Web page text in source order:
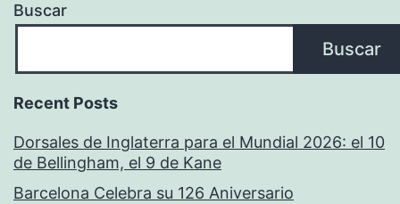
Buscar
Buscar
Recent Posts
Dorsales de Inglaterra para el Mundial 2026: el 10
de Bellingham, el 9 de Kane
Barcelona Celebra su 126 Aniversario